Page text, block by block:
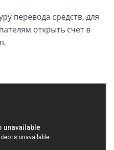
перевода средств, для
открыть счет в